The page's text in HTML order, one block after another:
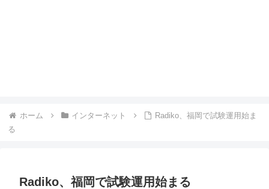
ホーム インターネット
Radiko、福岡で試験運用始ま
る
Radiko、福岡で試験運用始まる